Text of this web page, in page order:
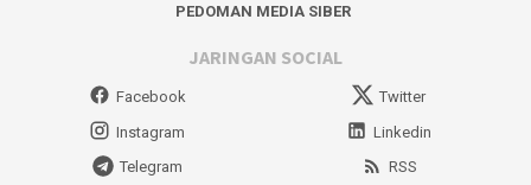
PEDOMAN MEDIA SIBER
JARINGAN SOCIAL
Facebook
Twitter
Instagram
Linkedin
Telegram
RSS